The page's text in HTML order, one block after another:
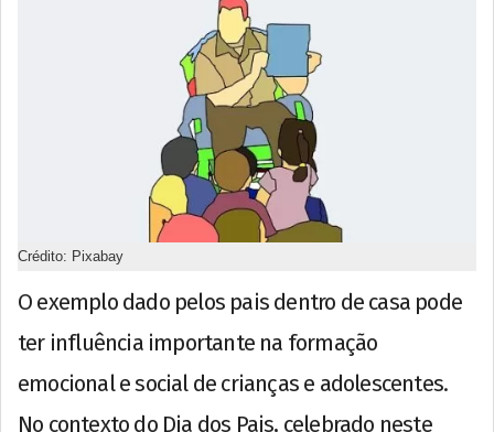
Crédito: Pixabay
O exemplo dado pelos pais dentro de casa pode
ter influência importante na formação
emocional e social de crianças e adolescentes.
No contexto do Dia dos Pais, celebrado neste